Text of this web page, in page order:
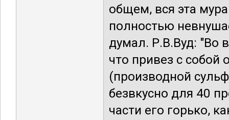
общем, вся эта
полностью
думал. Р.В.Вуд: "Во
что привез с собой
(производной
безвкусно для 40
части его горько,